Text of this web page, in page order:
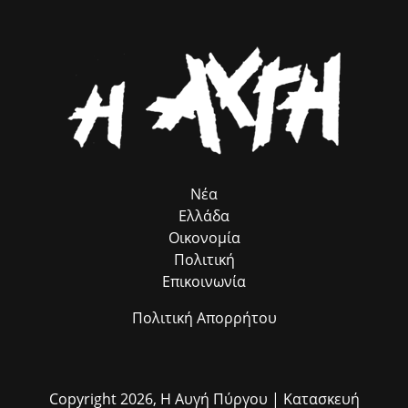
Νέα
Ελλάδα
Οικονομία
Πολιτική
Επικοινωνία
Πολιτική Απορρήτου
Copyright 2026, Η Αυγή Πύργου | Κατασκευή